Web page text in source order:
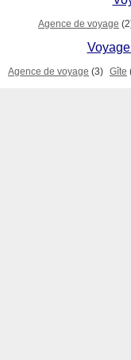
Agence de voyage
Agence de voyage (3) Gîte